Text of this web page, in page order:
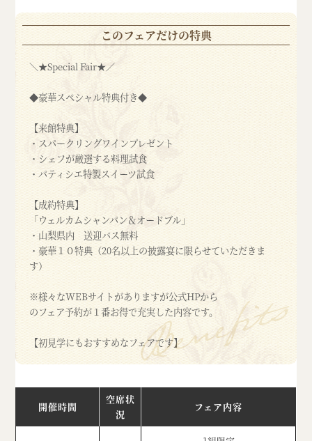
このフェアだけの特典
＼★Special Fair★／
◆豪華スペシャル特典付き◆
【来館特典】
・スパークリングワインプレゼント
・シェフが厳選する料理試食
・パティシエ特製スイーツ試食
【成約特典】
「ウェルカムシャンパン＆オードブル」
・山梨県内 送迎バス無料
・豪華１０特典（20名以上の披露宴に限らせていただきま
す）
※様々なWEBサイトがありますが公式HPから
のフェア予約が１番お得で充実した内容です。
【初見学にもおすすめなフェアです】
開催時間
空席状
況
フェア内容